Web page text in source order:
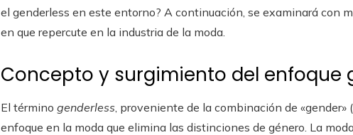
el genderless en este entorno? A continuación, se examinará con
en que repercute en la industria de la moda.
Concepto y surgimiento del enfoque
El término genderless , proveniente de la combinación de «gender»
enfoque en la moda que elimina las distinciones de género. La